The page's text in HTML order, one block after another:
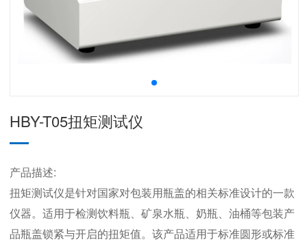
HBY-T05扭矩测试仪
产品描述:
​扭矩测试仪是针对国家对包装用瓶盖的相关标准设计的一款
仪器。适用于检测饮料瓶、矿泉水瓶、奶瓶、油桶等包装产
品瓶盖锁紧与开启的扭矩值。该产品适用于标准圆形或标准